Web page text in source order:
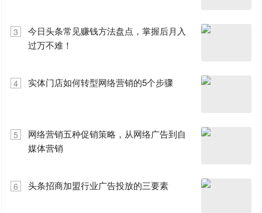
3
今日头条常见赚钱方法盘点，掌握后月入
过万不难！
4 实体门店如何转型网络营销的5个步骤
5
网络营销五种促销策略，从网络广告到自
媒体营销
6 头条招商加盟行业广告投放的三要素